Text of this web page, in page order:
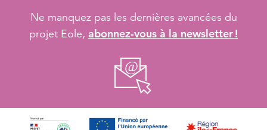
Ne manquez pas les dernières avancées du
projet Eole, abonnez-vous à la newsletter !